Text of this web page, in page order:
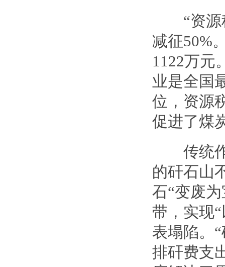
“资源税
减征50%
1122万元
业是全国
位，资源
促进了煤
传统作
的矸石山
石“变废
带，实现
表塌陷。
排矸费支